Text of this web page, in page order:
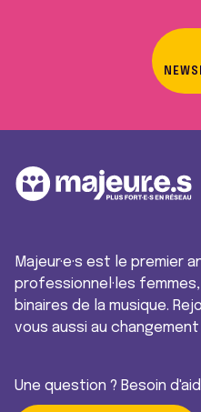
Majeur·e·s est le premier
professionnel·les
binaires de la musique.
vous aussi au
Une question ? Besoin